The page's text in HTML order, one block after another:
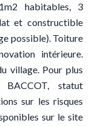
habitables, 3
et constructible
possible). Toiture
intérieure.
village. Pour plus
BACCOT, statut
sur les risques
sur le site